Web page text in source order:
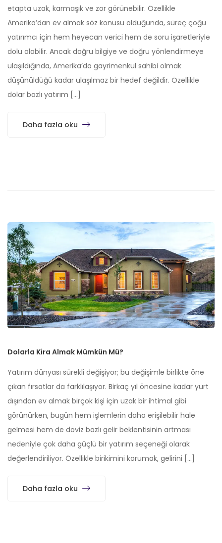
etapta uzak, karmaşık ve zor görünebilir. Özellikle
Amerika’dan ev almak söz konusu olduğunda, süreç çoğu
yatırımcı için hem heyecan verici hem de soru işaretleriyle
dolu olabilir. Ancak doğru bilgiye ve doğru yönlendirmeye
ulaşıldığında, Amerika’da gayrimenkul sahibi olmak
düşünüldüğü kadar ulaşılmaz bir hedef değildir. Özellikle
dolar bazlı yatırım […]
Daha fazla oku
Dolarla Kira Almak Mümkün Mü?
Yatırım dünyası sürekli değişiyor; bu değişimle birlikte öne
çıkan fırsatlar da farklılaşıyor. Birkaç yıl öncesine kadar yurt
dışından ev almak birçok kişi için uzak bir ihtimal gibi
görünürken, bugün hem işlemlerin daha erişilebilir hale
gelmesi hem de döviz bazlı gelir beklentisinin artması
nedeniyle çok daha güçlü bir yatırım seçeneği olarak
değerlendiriliyor. Özellikle birikimini korumak, gelirini […]
Daha fazla oku